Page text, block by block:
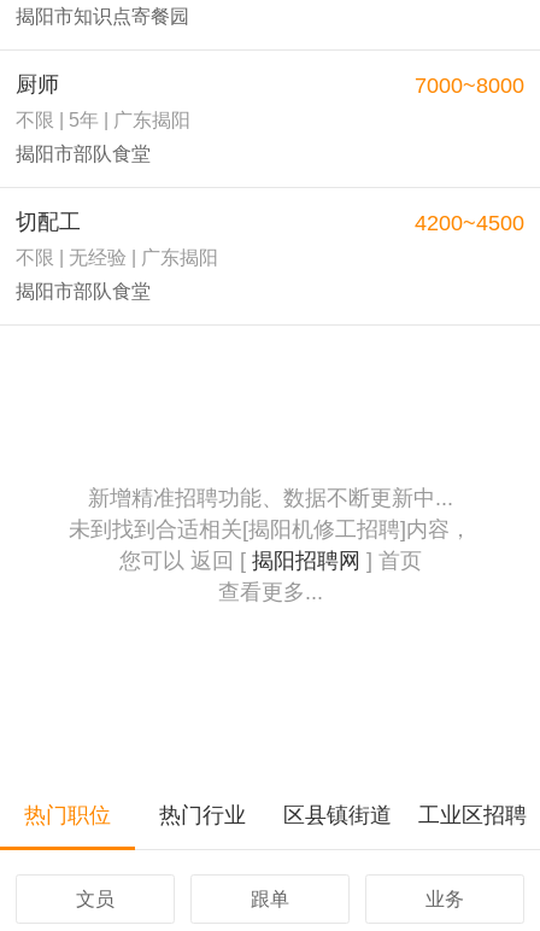
揭阳市知识点寄餐园
厨师
不限 | 5年 | 广东揭阳
揭阳市部队食堂
7000~8000
切配工
不限 | 无经验 | 广东揭阳
揭阳市部队食堂
4200~4500
新增精准招聘功能、数据不断更新中...
未到找到合适相关[揭阳机修工招聘]内容，
您可以 返回 [ 揭阳招聘网 ] 首页
查看更多...
热门职位 热门行业 区县镇街道 工业区招聘
文员 跟单 业务